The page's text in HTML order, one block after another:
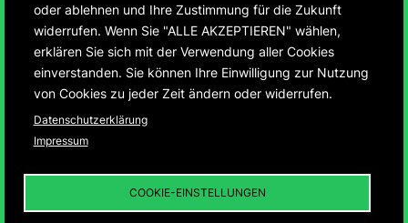
Transkulturelle Ästhetik mittelalterlicher
Naturkunden
MITTELALTERLICHE
oder ablehnen und Ihre Zustimmung für die Zukunft
widerrufen. Wenn Sie "ALLE AKZEPTIEREN" wählen,
erklären Sie sich mit der Verwendung aller Cookies
einverstanden. Sie können Ihre Einwilligung zur Nutzung
von Cookies zu jeder Zeit ändern oder widerrufen.
Datenschutzerklärung
Impressum
COOKIE-EINSTELLUNGEN